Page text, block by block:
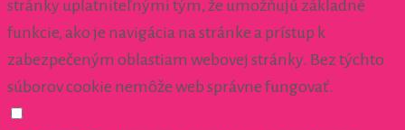
stránky uplatniteľnými tým, že umožňujú základné
funkcie, ako je navigácia na stránke a prístup k
zabezpečeným oblastiam webovej stránky. Bez týchto
súborov cookie nemôže web správne fungovať.